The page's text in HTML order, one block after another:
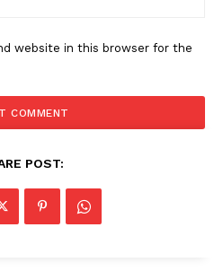
website in this browser for the
POST: